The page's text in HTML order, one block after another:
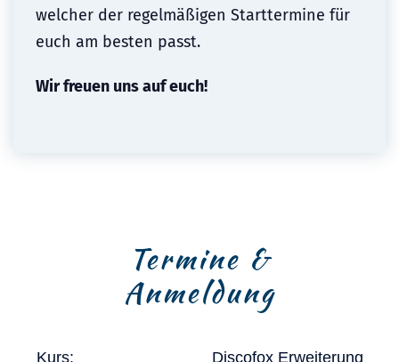
welcher der regelmäßigen Starttermine für
euch am besten passt.
Wir freuen uns auf euch!
Termine &
Anmeldung